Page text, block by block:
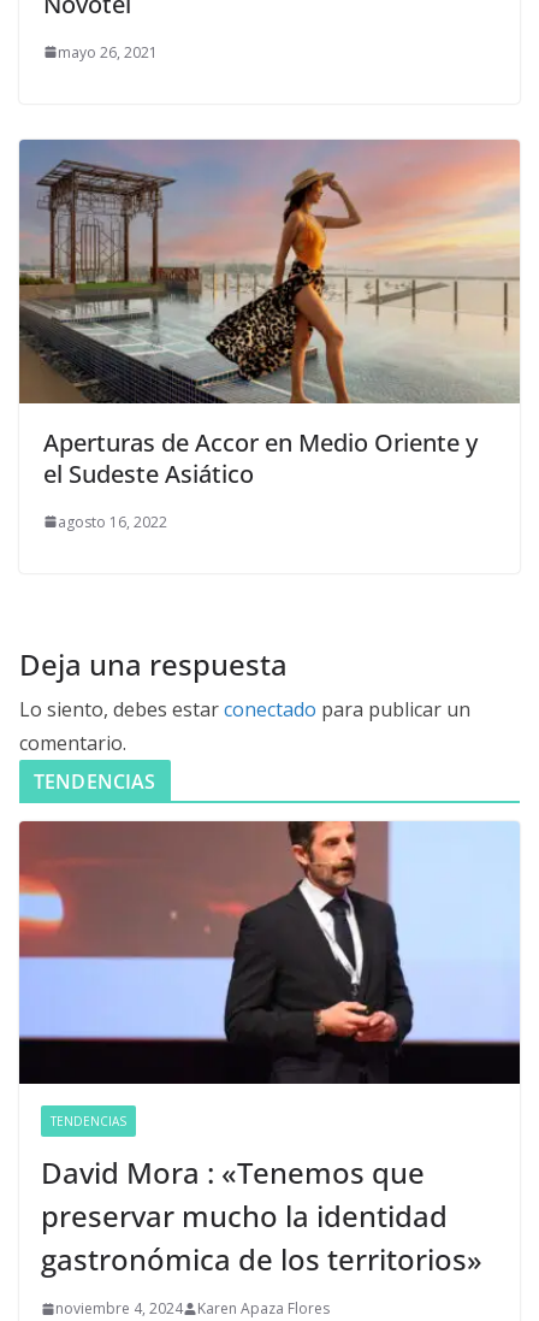
mayo 26, 2021
Aperturas de Accor en Medio Oriente y
el Sudeste Asiático
agosto 16, 2022
Deja una respuesta
Lo siento, debes estarconectado para publicar un
comentario.
TENDENCIAS
TENDENCIAS
David Mora : «Tenemos que
preservar mucho la identidad
gastronómica de los territorios»
noviembre 4, 2024 Karen Apaza Flores